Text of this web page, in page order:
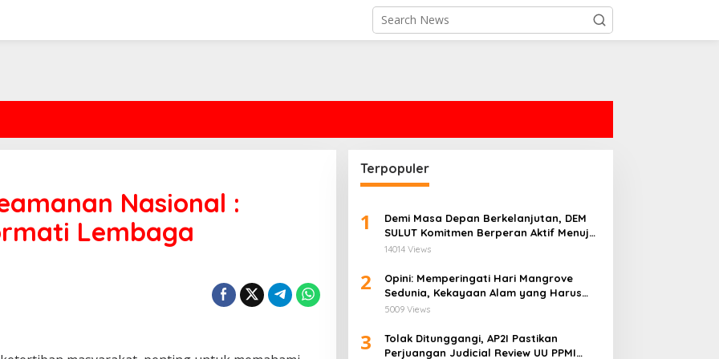
Nasional :
Lembaga
Terpopuler
1
Demi Masa Depan Berkelanjutan, DEM
SULUT Komitmen Berperan Aktif Menuju
Era Energi Terbarukan di Sulawesi Utara
14014 Views
2
Opini: Memperingati Hari Mangrove
Sedunia, Kekayaan Alam yang Harus
Dijaga
5009 Views
3
Tolak Ditunggangi, AP2I Pastikan
Perjuangan Judicial Review UU PPMI